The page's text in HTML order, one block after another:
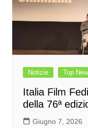
Notizie Top
Italia Film
della 76ª
Giugno 7, 2026